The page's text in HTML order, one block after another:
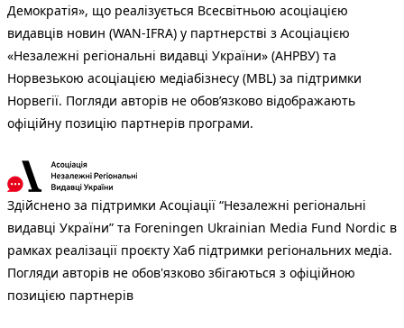
Демократія», що реалізується Всесвітньою асоціацією
видавців новин (WAN-IFRA) у партнерстві з Асоціацією
«Незалежні регіональні видавці України» (АНРВУ) та
Норвезькою асоціацією медіабізнесу (MBL) за підтримки
Норвегії. Погляди авторів не обов’язково відображають
офіційну позицію партнерів програми.
Здійснено за підтримки Асоціації “Незалежні регіональні
видавці України” та Foreningen Ukrainian Media Fund Nordic в
рамках реалізації проєкту Хаб підтримки регіональних медіа.
Погляди авторів не обов'язково збігаються з офіційною
позицією партнерів